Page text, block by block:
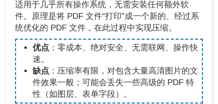
适用于几乎所有操作系统，无需安装任何额外软
件。原理是将 PDF 文件“打印”成一个新的、经过系
统优化的 PDF 文件，在此过程中实现压缩。
优点 ：零成本、绝对安全、无需联网、操作快
速。
缺点 ：压缩率有限，对包含大量高清图片的文
件效果一般；可能会丢失一些高级的 PDF 特
性（如图层、表单字段）。